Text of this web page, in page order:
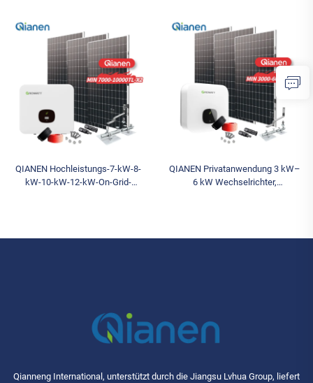
monokristallinen Solarmodulen,
netzgekoppelt, inklusive MPPT-
Regler
kW netzgekoppelte polykristalline
Silizium-Energiesysteme mit
MPPT-Regler
QIANEN Hochleistungs-7-kW-8-
kW-10-kW-12-kW-On-Grid-
QIANEN Privatanwendung 3 kW–
6 kW Wechselrichter,
Qianneng International, unterstützt durch die Jiangsu Lvhua Group, liefert